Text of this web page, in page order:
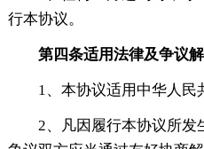
行本协议。
第四条适用法律及争议
1、本协议适用中华人民
2、凡因履行本协议所发